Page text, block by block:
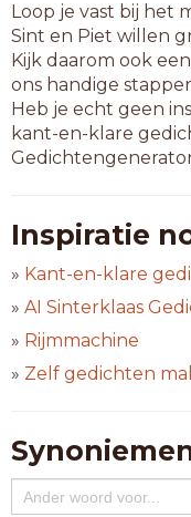
Loop je vast bij het
Sint en Piet willen
Kijk daarom ook
ons handige
Heb je echt geen
kant-en-klare
Inspiratie
» Kant-en-klare
» AI Sinterklaas
» Rijmmachine
» Zelf gedichten